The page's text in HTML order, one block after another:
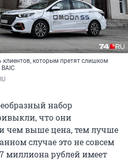
клиентов, которым претят слишком
набор
что они
чем выше цена, тем лучше
случае это не совсем
миллиона рублей имеет